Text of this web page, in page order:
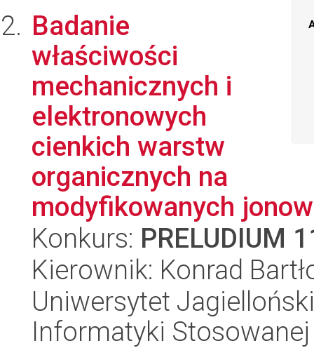
Badanie
właściwości
mechanicznych i
elektronowych
cienkich warstw
organicznych na
modyfikowanych
Konkurs: PRELUDIUM
Kierownik: Konrad
Uniwersytet
Informatyki Stosowanej